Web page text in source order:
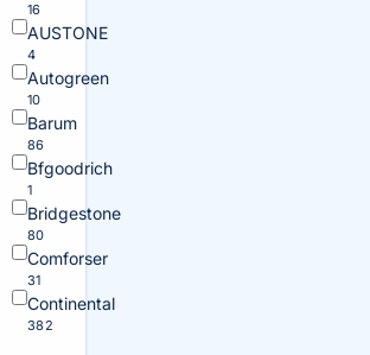
16
AUSTONE
4
Autogreen
10
Barum
86
Bfgoodrich
1
Bridgestone
80
Comforser
31
Continental
382